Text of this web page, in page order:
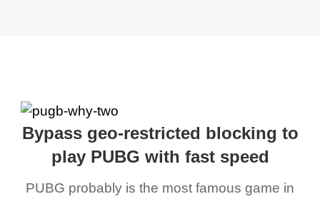
Bypass geo-restricted blocking to
play PUBG with fast speed
PUBG probably is the most famous game in